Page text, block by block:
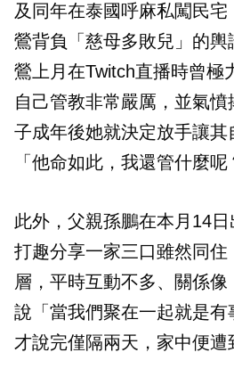
及同年在泰國呼麻私闖民宅
鶯背負「慈母多敗兒」的輿
鶯上月在Twitch直播時曾極
自己管教非常嚴厲，並氣
子成年後她就決定放手讓
「他命如此，我還管什麼呢
此外，父親孫鵬在本月14
打趣分享一家三口雖然同住
層，平時互動不多、關係
說「當我們聚在一起就是
才說完僅隔兩天，家中便遭